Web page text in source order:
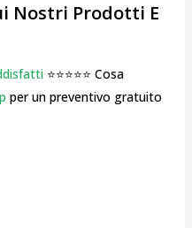
Nostri Prodotti E
⭐⭐⭐⭐⭐ Cosa
per un preventivo gratuito